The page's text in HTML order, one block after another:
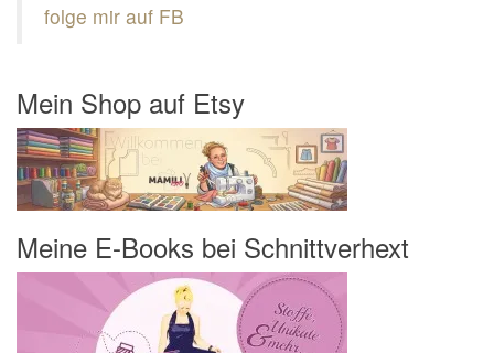
folge mir auf FB
Mein Shop auf Etsy
Meine E-Books bei Schnittverhext